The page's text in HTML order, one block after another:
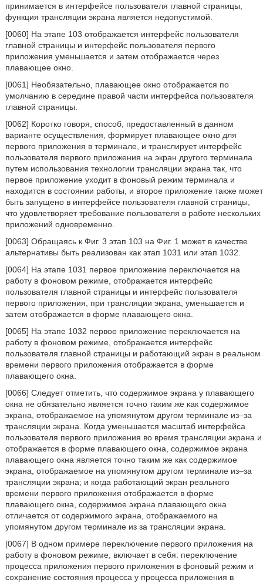
принимается в интерфейсе пользователя главной страницы,
функция трансляции экрана является недопустимой.
[0060] На этапе 103 отображается интерфейс пользователя
главной страницы и интерфейс пользователя первого
приложения уменьшается и затем отображается через
плавающее окно.
[0061] Необязательно, плавающее окно отображается по
умолчанию в середине правой части интерфейса пользователя
главной страницы.
[0062] Коротко говоря, способ, предоставленный в данном
варианте осуществления, формирует плавающее окно для
первого приложения в терминале, и транслирует интерфейс
пользователя первого приложения на экран другого терминала
путем использования технологии трансляции экрана так, что
первое приложение уходит в фоновый режим терминала и
находится в состоянии работы, и второе приложение также может
быть запущено в интерфейсе пользователя главной страницы,
что удовлетворяет требование пользователя в работе нескольких
приложений одновременно.
[0063] Обращаясь к Фиг. 3 этап 103 на Фиг. 1 может в качестве
альтернативы быть реализован как этап 1031 или этап 1032.
[0064] На этапе 1031 первое приложение переключается на
работу в фоновом режиме, отображается интерфейс
пользователя главной страницы и интерфейс пользователя
первого приложения, при трансляции экрана, уменьшается и
затем отображается в форме плавающего окна.
[0065] На этапе 1032 первое приложение переключается на
работу в фоновом режиме, отображается интерфейс
пользователя главной страницы и работающий экран в реальном
времени первого приложения отображается в форме
плавающего окна.
[0066] Следует отметить, что содержимое экрана у плавающего
окна не обязательно является точно таким же как содержимое
экрана, отображаемое на упомянутом другом терминале из–за
трансляции экрана. Когда уменьшается масштаб интерфейса
пользователя первого приложения во время трансляции экрана и
отображается в форме плавающего окна, содержимое экрана
плавающего окна является точно таким же как содержимое
экрана, отображаемое на упомянутом другом терминале из–за
трансляции экрана; и когда работающий экран реального
времени первого приложения отображается в форме
плавающего окна, содержимое экрана плавающего окна
отличается от содержимого экрана, отображаемого на
упомянутом другом терминале из за трансляции экрана.
[0067] В одном примере переключение первого приложения на
работу в фоновом режиме, включает в себя: переключение
процесса приложения первого приложения в фоновый режим и
сохранение состояния процесса у процесса приложения в